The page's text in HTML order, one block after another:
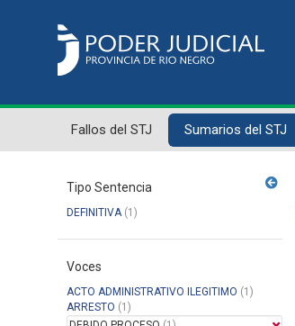
Fallos del STJ Sumarios del STJ
Tipo Sentencia
DEFINITIVA(1)
Voces
ACTO ADMINISTRATIVO ILEGITIMO (1)
ARRESTO (1)